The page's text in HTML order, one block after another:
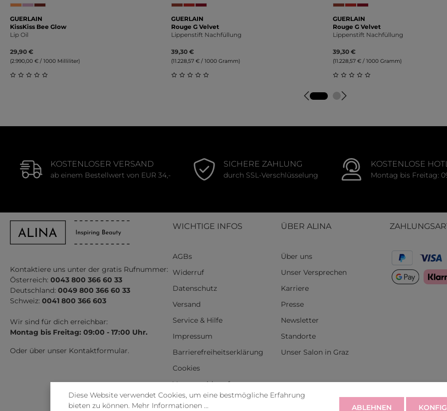
GUERLAIN
KissKiss Bee Glow
Lip Oil
29,90 €
(2.990,00 € / 1000 Milliliter)
GUERLAIN
Rouge G Velvet
Lippenstift Nachfüllung
39,30 €
(11.228,57 € / 1000 Gramm)
Durchschnittliche Bewertung von 0 von 5 Sternen
GUERLAIN
Rouge G Velvet
Lippenstift Nachfüllung
39,30 €
(11.228,57 € / 1000 Gramm)
Durchschnittliche
KOSTENLOSER VERSAND
ab einem Bestellwert von EUR 34,-
SICHERE ZAHLUNG
durch SSL-Verschlüsselung
KOSTENLOSE
Montag bis Freitag:
Kontaktiere uns unter der gratis Rufnummer:
Österreich: 0043 800 366 60 33
Deutschland: 0049 800 366 60 33
Schweiz: 0041 800 366 603
Wir sind für dich erreichbar:
Montag bis Freitag: 09:00 - 17:00 Uhr.
Oder über unser Kontaktformular.
WICHTIGE INFOS
AGBs
Widerruf
Datenschutz
Versand
Service & Hilfe
Impressum
Barrierefreiheitserklärung
Cookies
Vertrag widerrufen
ÜBER ALINA
Über uns
Unser Versprechen
Karriere
Presse
Newsletter
Standorte
Unser Salon in Graz
Diese Website verwendet Cookies, um eine bestmögliche Erfahrung
bieten zu können. Mehr Informationen ... ABLEHNEN